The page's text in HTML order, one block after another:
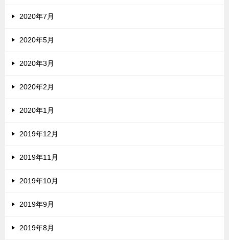
2020年7月
2020年5月
2020年3月
2020年2月
2020年1月
2019年12月
2019年11月
2019年10月
2019年9月
2019年8月